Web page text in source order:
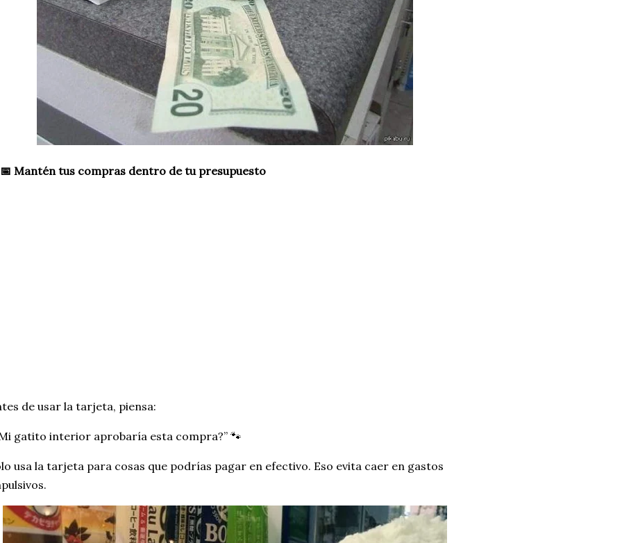
Mantén tus compras dentro de tu presupuesto
de usar la tarjeta, piensa:
gatito interior aprobaría esta compra?” 🐾
usa la tarjeta para cosas que podrías pagar en efectivo. Eso evita caer en gastos